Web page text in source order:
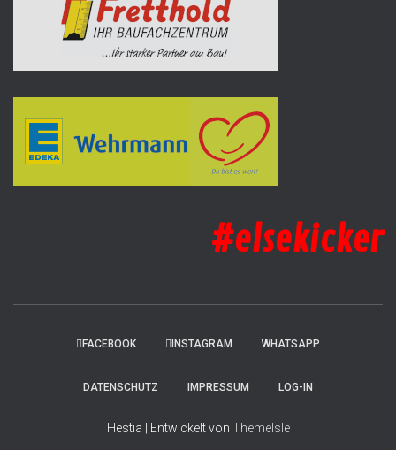
#elsekicker
FACEBOOK INSTAGRAM WHATSAPP
DATENSCHUTZ IMPRESSUM LOG-IN
Hestia | Entwickelt von ThemeIsle